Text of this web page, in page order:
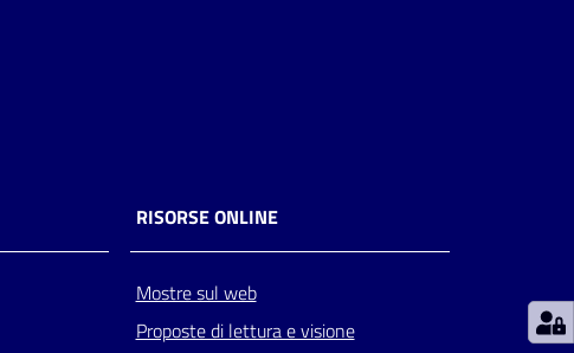
RISORSE ONLINE
Mostre sul web
Proposte di lettura e visione